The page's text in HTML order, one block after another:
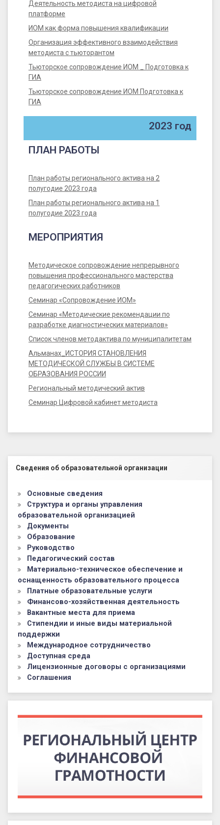
Деятельность методиста на цифровой
платформе
ИОМ как форма повышения квалификации
Организация эффективного взаимодействия
методиста с тьюторантом
Тьюторское сопровождение ИОМ _ Подготовка к
ГИА
Тьюторское сопровождение ИОМ Подготовка к
ГИА
2023 год
ПЛАН РАБОТЫ
План работы регионального актива на 2
полугодие 2023 года
План работы регионального актива на 1
полугодие 2023 года
МЕРОПРИЯТИЯ
Методическое сопровождение непрерывного
повышения профессионального мастерства
педагогических работников
Семинар «Сопровождение ИОМ»
Семинар «Методические рекомендации по
разработке диагностических материалов»
Список членов методактива по муниципалитетам
Альманах_ИСТОРИЯ СТАНОВЛЕНИЯ
МЕТОДИЧЕСКОЙ СЛУЖБЫ В СИСТЕМЕ
ОБРАЗОВАНИЯ РОССИИ
Региональный методический актив
Семинар Цифровой кабинет методиста
Левый сайдбар
Сведения об образовательной организации
Основные сведения
Структура и органы управления
образовательной организацией
Документы
Образование
Руководство
Педагогический состав
Материально-техническое обеспечение и
оснащенность образовательного процесса
Платные образовательные услуги
Финансово-хозяйственная деятельность
Вакантные места для приема
Стипендии и иные виды материальной
поддержки
Международное сотрудничество
Доступная среда
Лицензионные договоры с организациями
Соглашения